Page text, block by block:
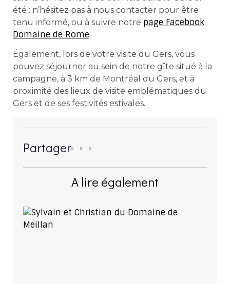
été : n’hésitez pas à nous contacter pour être
tenu informé, ou à suivre notre page Facebook
Domaine de Rome.
Également, lors de votre visite du Gers, vous
pouvez séjourner au sein de notre gîte situé à la
campagne, à 3 km de Montréal du Gers, et à
proximité des lieux de visite emblématiques du
Gers et de ses festivités estivales.
Partager
A lire également